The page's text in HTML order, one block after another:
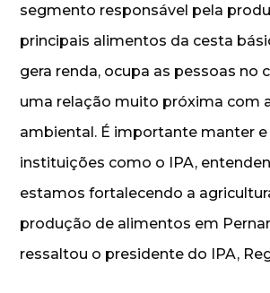
segmento responsável pela
principais alimentos da cesta
gera renda, ocupa as pessoas no
uma relação muito próxima com
ambiental. É importante manter
instituições como o IPA,
estamos fortalecendo a
produção de alimentos em
ressaltou o presidente do IPA,